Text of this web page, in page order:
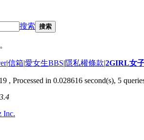
搜索 搜索
|信箱|愛女生BBS|隱私權條款|2GIRL女
, Processed in 0.028616 second(s), 5
Inc.